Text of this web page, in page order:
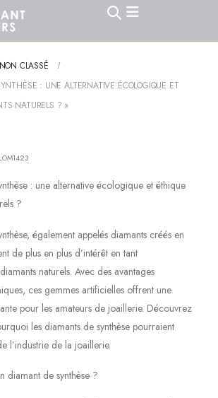
NON CLASSÉ
: UNE ALTERNATIVE ÉCOLOGIQUE ET
NATURELS ? »
: une alternative écologique et éthique
?
également appelés diamants créés en
de plus en plus d’intérêt en tant
naturels. Avec des avantages
ces gemmes artificielles offrent une
pour les amateurs de joaillerie. Découvrez
les diamants de synthèse pourraient
l’industrie de la joaillerie.
diamant de synthèse ?